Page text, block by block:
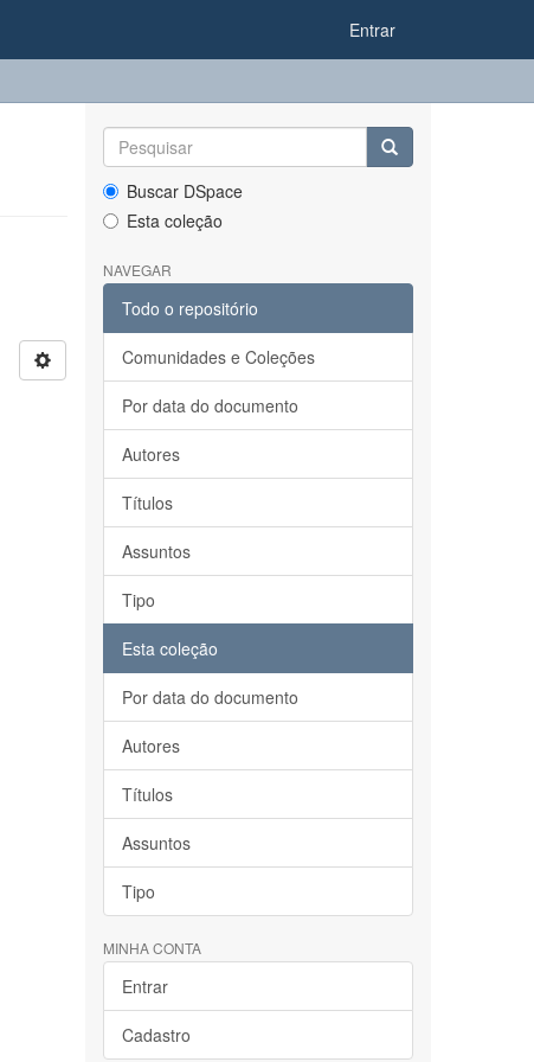
Entrar
Buscar DSpace
Esta coleção
NAVEGAR
Todo o repositório
Comunidades e Coleções
Por data do documento
Autores
Títulos
Assuntos
Tipo
Esta coleção
Por data do documento
Autores
Títulos
Assuntos
Tipo
MINHA CONTA
Entrar
Cadastro